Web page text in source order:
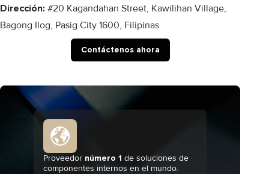
Dirección: #20 Kagandahan Street, Kawilihan Village,
Bagong Ilog, Pasig City 1600, Filipinas
Contáctenos ahora
Proveedor número 1 de soluciones de
componentes internos en el mundo.